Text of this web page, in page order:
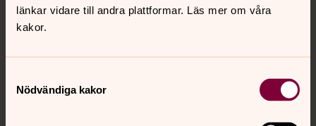
länkar vidare till andra plattformar. Läs mer om våra
kakor.
Nödvändiga kakor
Kontakt